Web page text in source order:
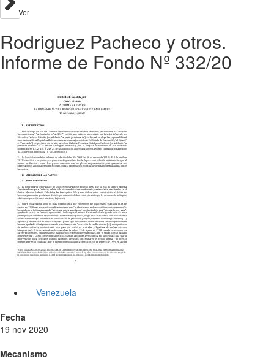
Ver
Rodriguez Pacheco y otros.
Informe de Fondo Nº 332/20
Venezuela
Fecha
19 nov 2020
Mecanismo